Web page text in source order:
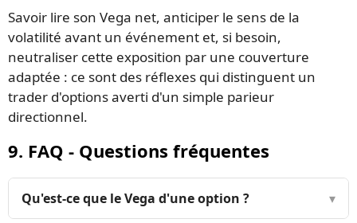
Savoir lire son Vega net, anticiper le sens de la
volatilité avant un événement et, si besoin,
neutraliser cette exposition par une couverture
adaptée : ce sont des réflexes qui distinguent un
trader d'options averti d'un simple parieur
directionnel.
9. FAQ - Questions fréquentes
Qu'est-ce que le Vega d'une option ? ▾